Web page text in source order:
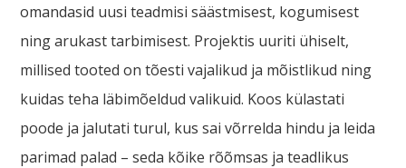
omandasid uusi teadmisi säästmisest, kogumisest
ning arukast tarbimisest. Projektis uuriti ühiselt,
millised tooted on tõesti vajalikud ja mõistlikud ning
kuidas teha läbimõeldud valikuid. Koos külastati
poode ja jalutati turul, kus sai võrrelda hindu ja leida
parimad palad – seda kõike rõõmsas ja teadlikus